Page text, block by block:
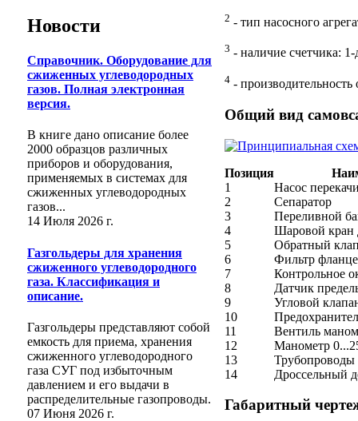
Новости
Справочник. Оборудование для
сжиженных углеводородных
газов. Полная электронная
версия.
В книге дано описание более
2000 образцов различных
приборов и оборудования,
применяемых в системах для
сжиженных углеводородных
газов...
14 Июля 2026 г.
Газгольдеры для хранения
сжиженного углеводородного
газа. Классификация и
описание.
Газгольдеры представляют собой
емкость для приема, хранения
сжиженного углеводородного
газа СУГ под избыточным
давлением и его выдачи в
распределительные газопроводы.
07 Июня 2026 г.
2 - тип насосного
3 - наличие счетчика: 1-
4 -
Общий вид
Позиция
1
Насос
2
Сепаратор
3
Переливной
4
Шаровой кран
5
Обратный
6
Фильтр
7
Контрольное
8
Датчик
9
Угловой
10
11
Вентиль
12
Манометр
13
14
Дроссельный
Габаритный